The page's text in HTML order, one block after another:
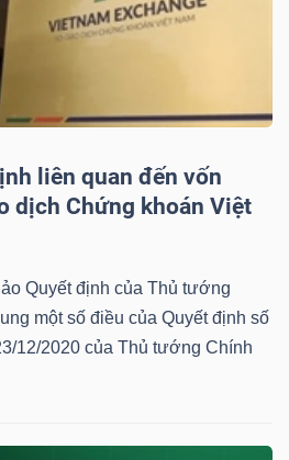
liên quan đến vốn
dịch Chứng khoán Việt
Quyết định của Thủ tướng
một số điều của Quyết định số
12/2020 của Thủ tướng Chính